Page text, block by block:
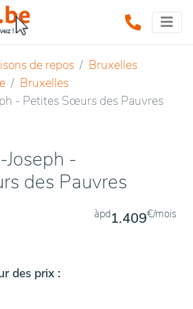
de repos
Bruxelles
Bruxelles
- Petites Sœurs des Pauvres
-
des Pauvres
àpd1.409€/mois
des prix :